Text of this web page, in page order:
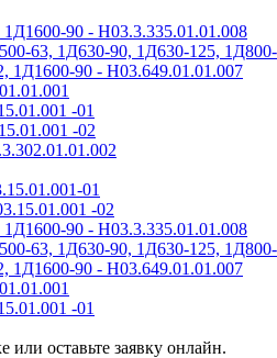
90 - Н03.3.335.01.01.008
63, 1Д630-90, 1Д630-125,
1Д1600-90 - Н03.649.01.01.007
-01
-02
01
-02
90 - Н03.3.335.01.01.008
63, 1Д630-90, 1Д630-125,
1Д1600-90 - Н03.649.01.01.007
-01
или оставьте заявку онлайн.